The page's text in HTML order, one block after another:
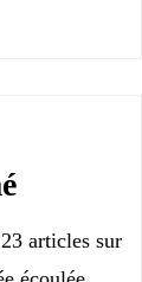
articles sur